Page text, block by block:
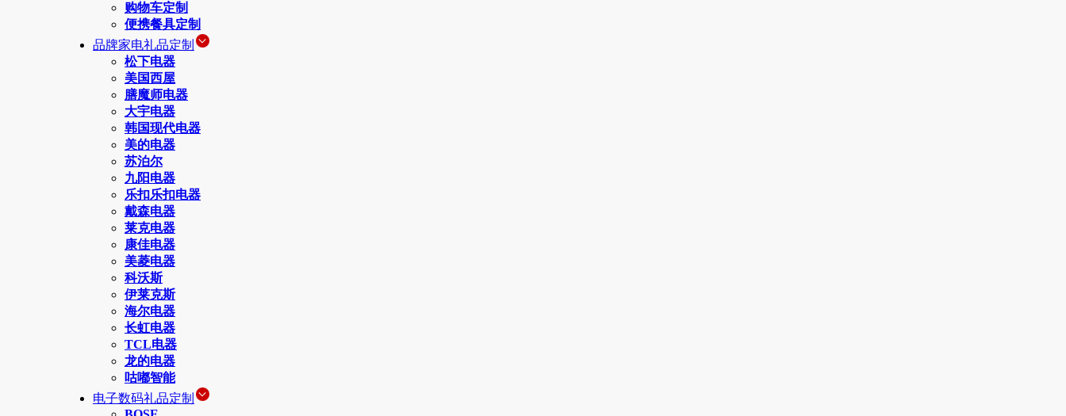
购物车定制
便携餐具定制
品牌家电礼品定制
松下电器
美国西屋
膳魔师电器
大宇电器
韩国现代电器
美的电器
苏泊尔
九阳电器
乐扣乐扣电器
戴森电器
莱克电器
康佳电器
美菱电器
科沃斯
伊莱克斯
海尔电器
长虹电器
TCL电器
龙的电器
咕嘟智能
电子数码礼品定制